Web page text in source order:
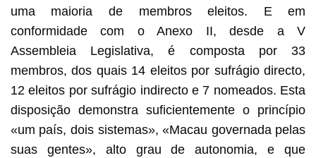
uma maioria de membros eleitos. E em
conformidade com o Anexo II, desde a V
Assembleia Legislativa, é composta por 33
membros, dos quais 14 eleitos por sufrágio directo,
12 eleitos por sufrágio indirecto e 7 nomeados. Esta
disposição demonstra suficientemente o princípio
«um país, dois sistemas», «Macau governada pelas
suas gentes», alto grau de autonomia, e que